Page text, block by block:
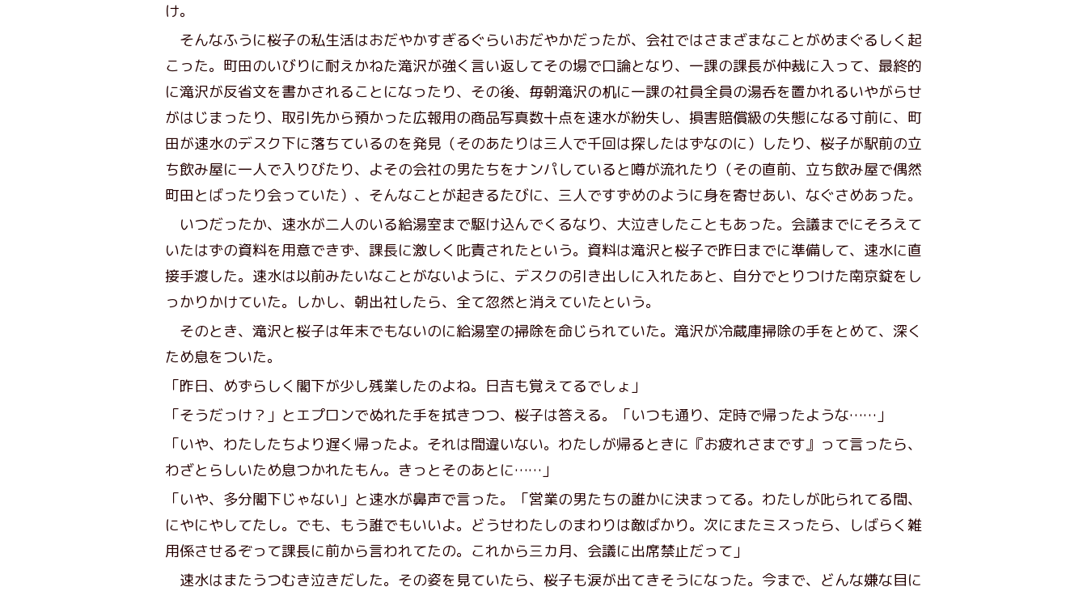
け。
そんなふうに桜子の私生活はおだやかすぎるぐらいおだやかだったが、会社ではさまざまなことがめまぐるしく起
こった。町田のいびりに耐えかねた滝沢が強く言い返してその場で口論となり、一課の課長が仲裁に入って、最終的
に滝沢が反省文を書かされることになったり、その後、毎朝滝沢の机に一課の社員全員の湯呑を置かれるいやがらせ
がはじまったり、取引先から預かった広報用の商品写真数十点を速水が紛失し、損害賠償級の失態になる寸前に、町
田が速水のデスク下に落ちているのを発見（そのあたりは三人で千回は探したはずなのに）したり、桜子が駅前の立
ち飲み屋に一人で入りびたり、よその会社の男たちをナンパしていると噂が流れたり（その直前、立ち飲み屋で偶然
町田とばったり会っていた）、そんなことが起きるたびに、三人ですずめのように身を寄せあい、なぐさめあった。
いつだったか、速水が二人のいる給湯室まで駆け込んでくるなり、大泣きしたこともあった。会議までにそろえて
いたはずの資料を用意できず、課長に激しく𠮟責されたという。資料は滝沢と桜子で昨日までに準備して、速水に直
接手渡した。速水は以前みたいなことがないように、デスクの引き出しに入れたあと、自分でとりつけた南京錠をし
っかりかけていた。しかし、朝出社したら、全て忽然と消えていたという。
そのとき、滝沢と桜子は年末でもないのに給湯室の掃除を命じられていた。滝沢が冷蔵庫掃除の手をとめて、深く
ため息をついた。
「昨日、めずらしく閣下が少し残業したのよね。日吉も覚えてるでしょ」
「そうだっけ？」とエプロンでぬれた手を拭きつつ、桜子は答える。「いつも通り、定時で帰ったような……」
「いや、わたしたちより遅く帰ったよ。それは間違いない。わたしが帰るときに『お疲れさまです』って言ったら、
わざとらしいため息つかれたもん。きっとそのあとに……」
「いや、多分閣下じゃない」と速水が鼻声で言った。「営業の男たちの誰かに決まってる。わたしが𠮟られてる間、
にやにやしてたし。でも、もう誰でもいいよ。どうせわたしのまわりは敵ばかり。次にまたミスったら、しばらく雑
用係させるぞって課長に前から言われてたの。これから三カ月、会議に出席禁止だって」
速水はまたうつむき泣きだした。その姿を見ていたら、桜子も涙が出てきそうになった。今まで、どんな嫌な目に